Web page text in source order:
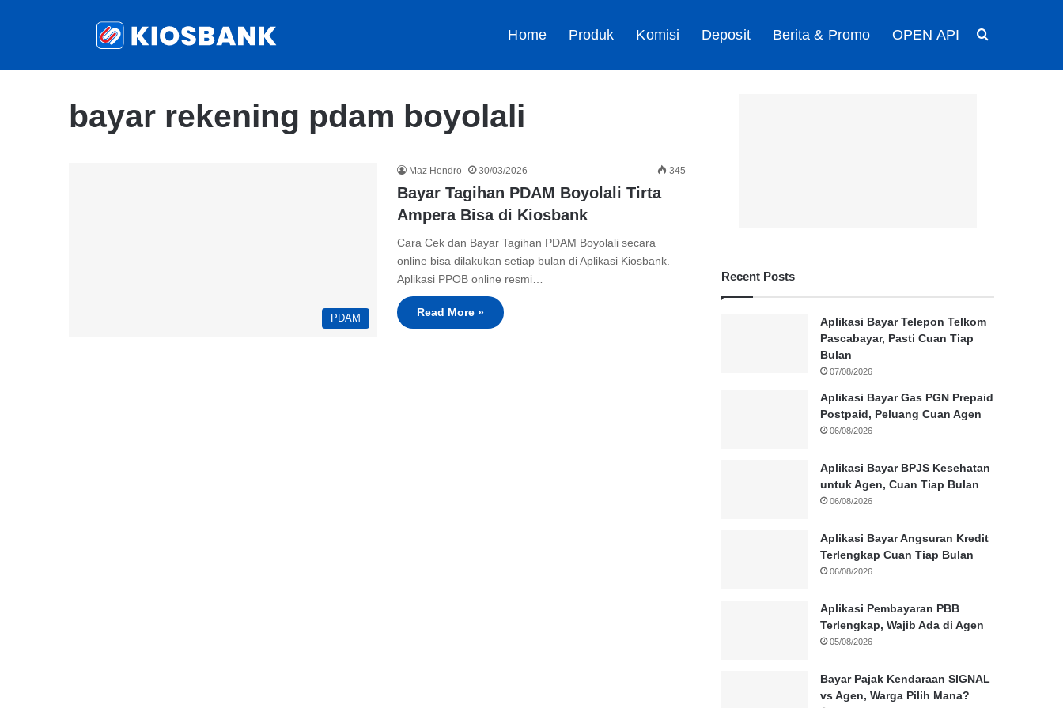
Home Produk Komisi Deposit Berita & Promo OPEN API
bayar rekening pdam boyolali
PDAM
Maz Hendro 30/03/2026 345
Bayar Tagihan PDAM Boyolali Tirta
Ampera Bisa di Kiosbank
Cara Cek dan Bayar Tagihan PDAM Boyolali secara
online bisa dilakukan setiap bulan di Aplikasi Kiosbank.
Aplikasi PPOB online resmi…
Read More »
Recent Posts
Aplikasi Bayar Telepon Telkom
Pascabayar, Pasti Cuan Tiap
Bulan
07/08/2026
Aplikasi Bayar Gas PGN Prepaid
Postpaid, Peluang Cuan Agen
06/08/2026
Aplikasi Bayar BPJS Kesehatan
untuk Agen, Cuan Tiap Bulan
06/08/2026
Aplikasi Bayar Angsuran Kredit
Terlengkap Cuan Tiap Bulan
06/08/2026
Aplikasi Pembayaran PBB
Terlengkap, Wajib Ada di Agen
05/08/2026
Bayar Pajak Kendaraan SIGNAL
vs Agen, Warga Pilih Mana?